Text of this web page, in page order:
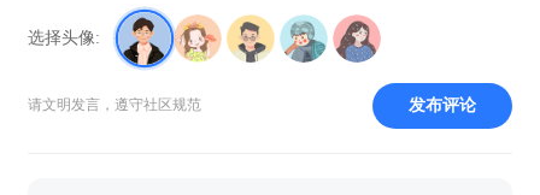
选择头像:
请文明发言，遵守社区规范 发布评论